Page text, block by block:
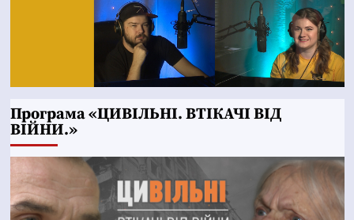
Програма «ЦИВІЛЬНІ. ВТІКАЧІ ВІД
ВІЙНИ.»